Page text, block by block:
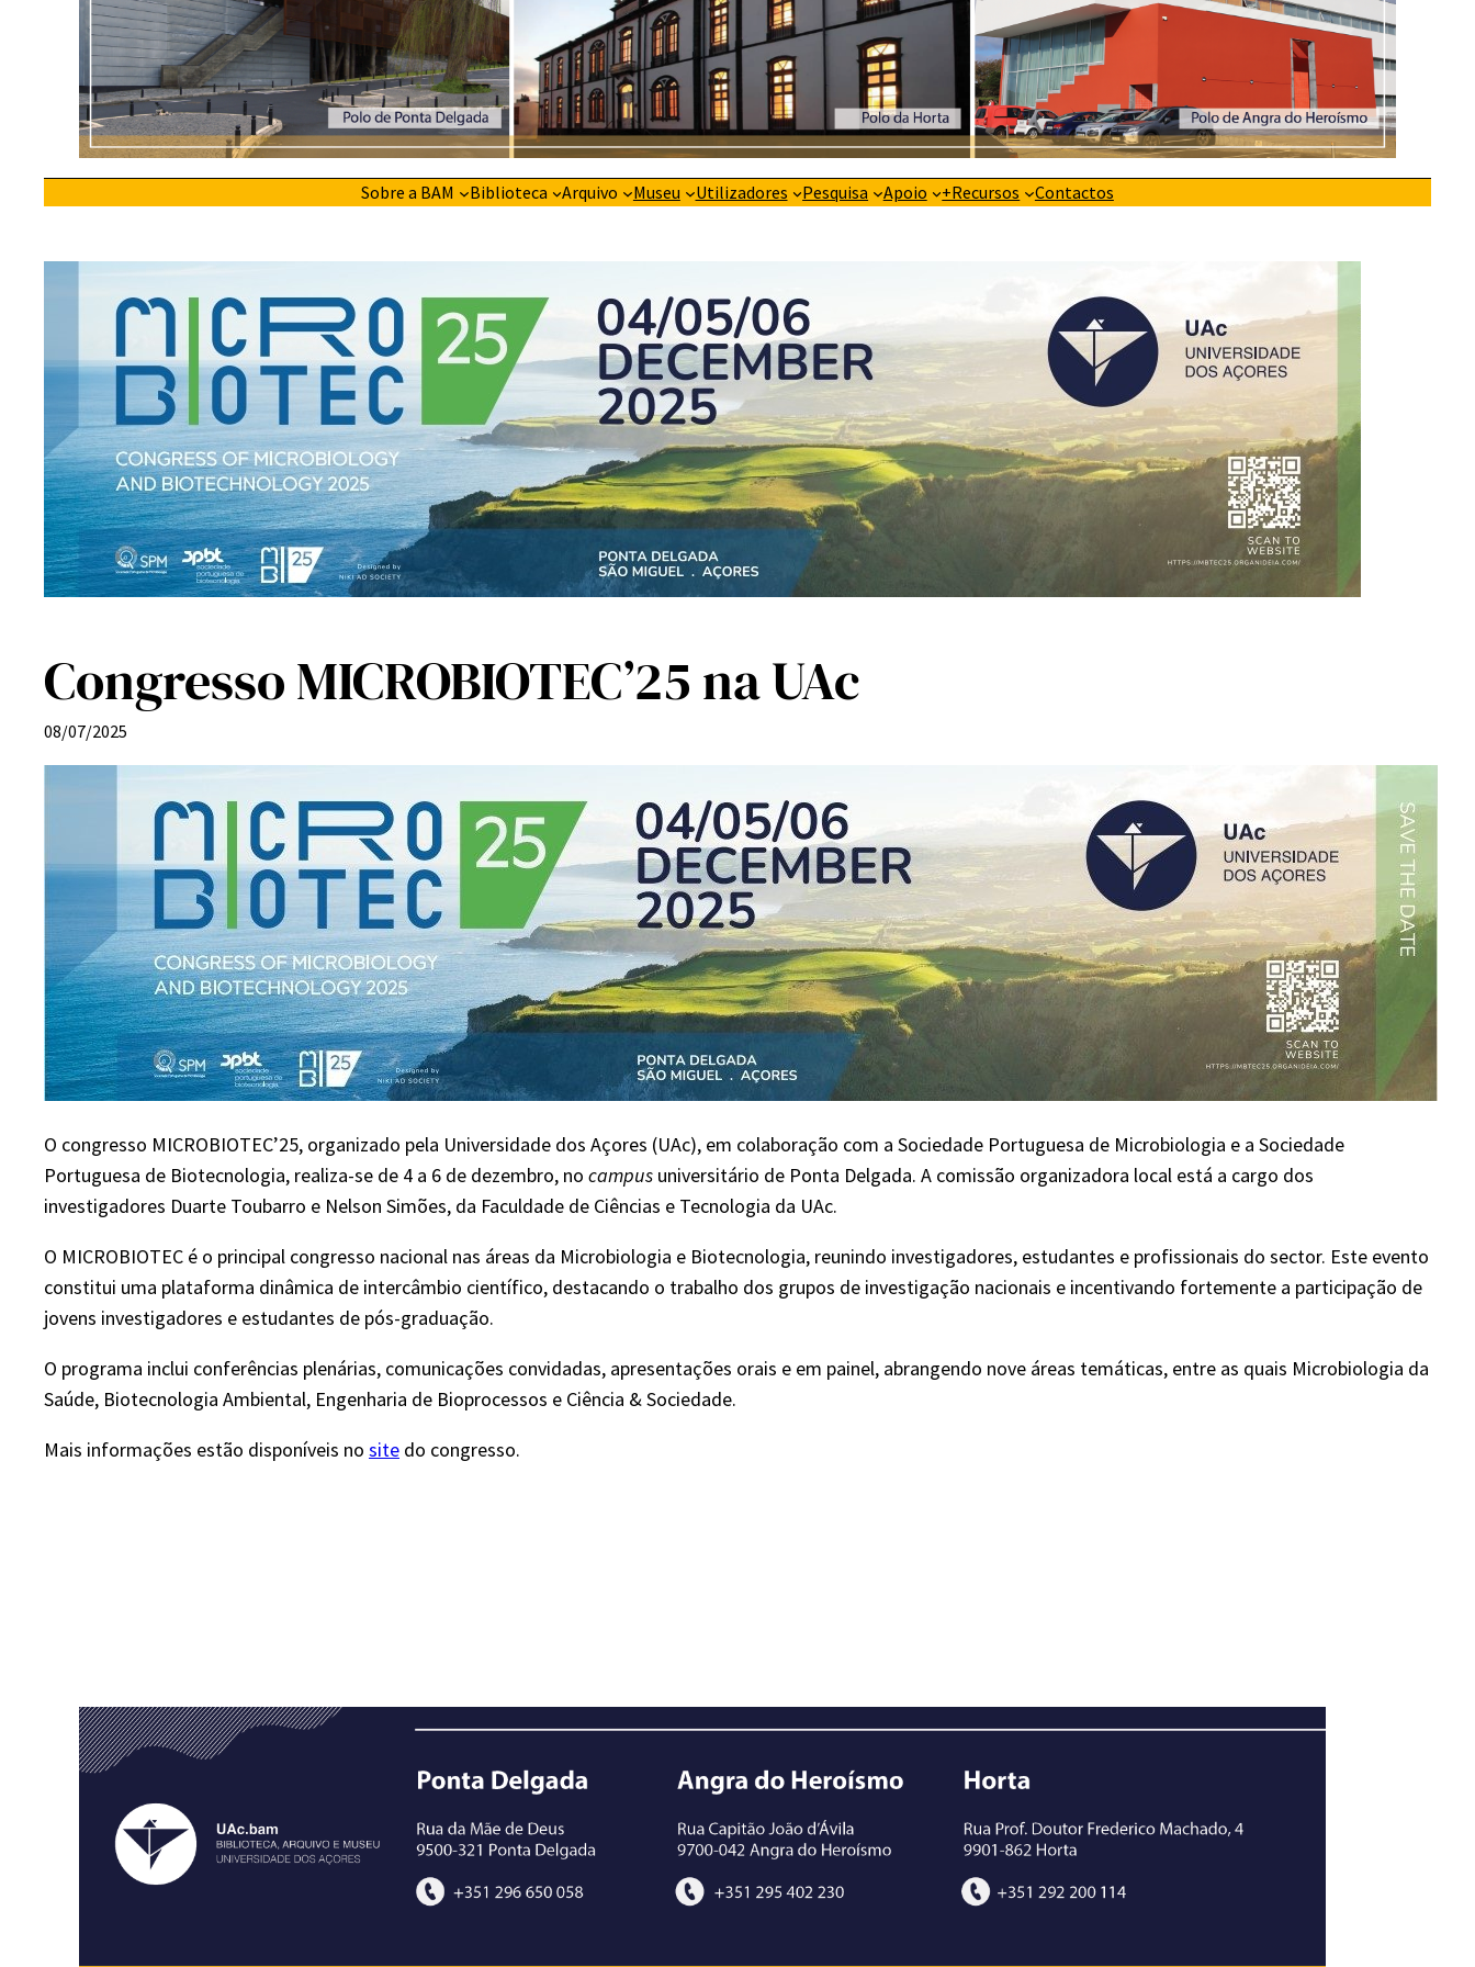
Sobre a BAM Biblioteca Arquivo Museu Utilizadores Pesquisa Apoio +Recursos Contactos
Congresso MICROBIOTEC’25 na UAc
08/07/2025
O congresso MICROBIOTEC’25, organizado pela Universidade dos Açores (UAc), em colaboração com a Sociedade Portuguesa de Microbiologia e a Sociedade
Portuguesa de Biotecnologia, realiza-se de 4 a 6 de dezembro, no campus universitário de Ponta Delgada. A comissão organizadora local está a cargo dos
investigadores Duarte Toubarro e Nelson Simões, da Faculdade de Ciências e Tecnologia da UAc.
O MICROBIOTEC é o principal congresso nacional nas áreas da Microbiologia e Biotecnologia, reunindo investigadores, estudantes e profissionais do sector. Este evento
constitui uma plataforma dinâmica de intercâmbio científico, destacando o trabalho dos grupos de investigação nacionais e incentivando fortemente a participação de
jovens investigadores e estudantes de pós-graduação.
O programa inclui conferências plenárias, comunicações convidadas, apresentações orais e em painel, abrangendo nove áreas temáticas, entre as quais Microbiologia da
Saúde, Biotecnologia Ambiental, Engenharia de Bioprocessos e Ciência & Sociedade.
Mais informações estão disponíveis no site do congresso.